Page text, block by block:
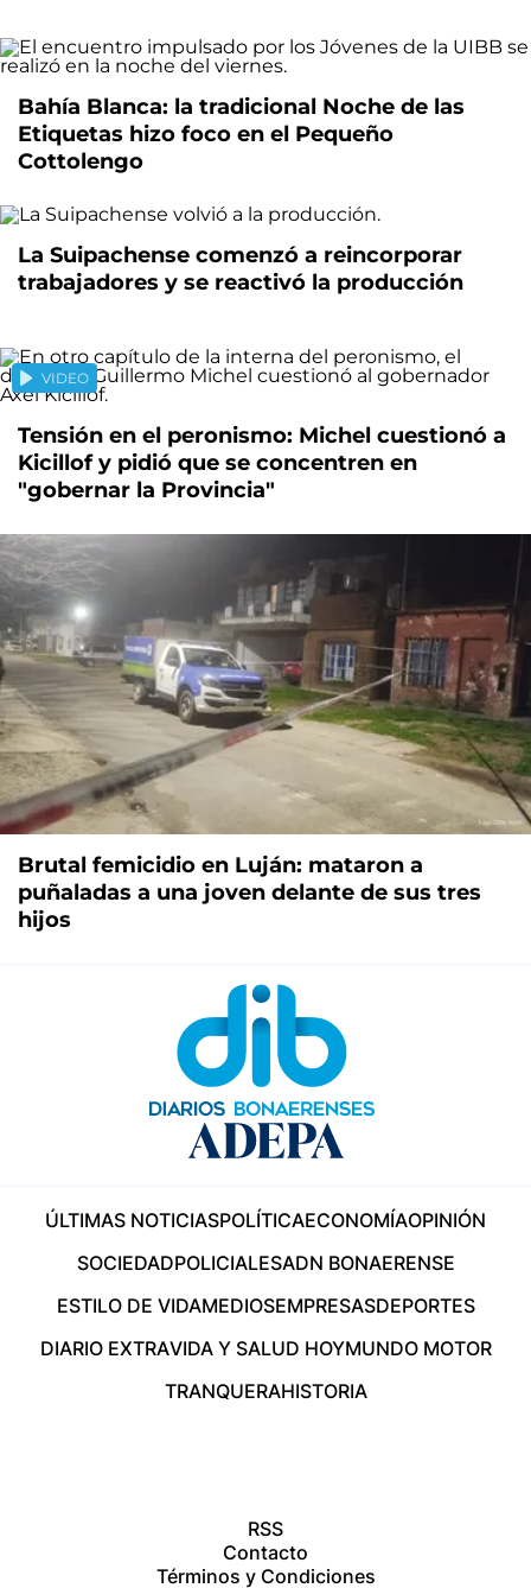
Bahía Blanca: la tradicional Noche de las
Etiquetas hizo foco en el Pequeño
Cottolengo
La Suipachense comenzó a reincorporar
trabajadores y se reactivó la producción
VIDEO
Tensión en el peronismo: Michel cuestionó a
Kicillof y pidió que se concentren en
"gobernar la Provincia"
Brutal femicidio en Luján: mataron a
puñaladas a una joven delante de sus tres
hijos
ÚLTIMAS NOTICIASPOLÍTICAECONOMÍAOPINIÓN
SOCIEDADPOLICIALESADN BONAERENSE
ESTILO DE VIDAMEDIOSEMPRESASDEPORTES
DIARIO EXTRAVIDA Y SALUD HOYMUNDO MOTOR
TRANQUERAHISTORIA
RSS
Contacto
Términos y Condiciones